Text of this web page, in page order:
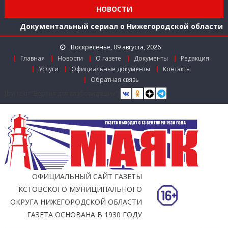
НОВОСТИ
Расширяем международное сотрудничество
Документальный сериал о Нижегородской области
Более 40 организаций-лидеров строительства
Нижегородской области получили награды в канун
Дня строителя
Использование беспилотников для выявления
незаконного сброса мусора с грузовиков начали
тестировать в Нижегородской области
Более 350 тысяч граждан стали пользователями
«Карты жителя Нижегородской области» к
середине 2026 года
Расширяем международное сотрудничество
Воскресенье, 09 августа, 2026
Главная
Новости О газете Документы
Редакция
Услуги
Официальные документы
Контакты
Обратная связь
ОФИЦИАЛЬНЫЙ САЙТ ГАЗЕТЫ
КСТОВСКОГО МУНИЦИПАЛЬНОГО
ОКРУГА НИЖЕГОРОДСКОЙ ОБЛАСТИ
ГАЗЕТА ОСНОВАНА В 1930 ГОДУ